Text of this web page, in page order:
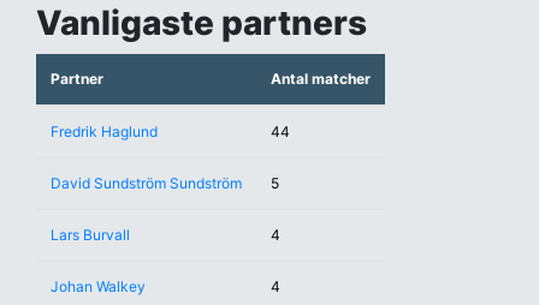
Vanligaste partners
Partner Antal matcher
Fredrik Haglund 44
David Sundström Sundström 5
Lars Burvall 4
Johan Walkey 4